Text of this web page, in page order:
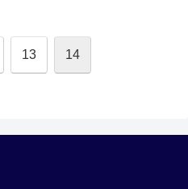
13 14